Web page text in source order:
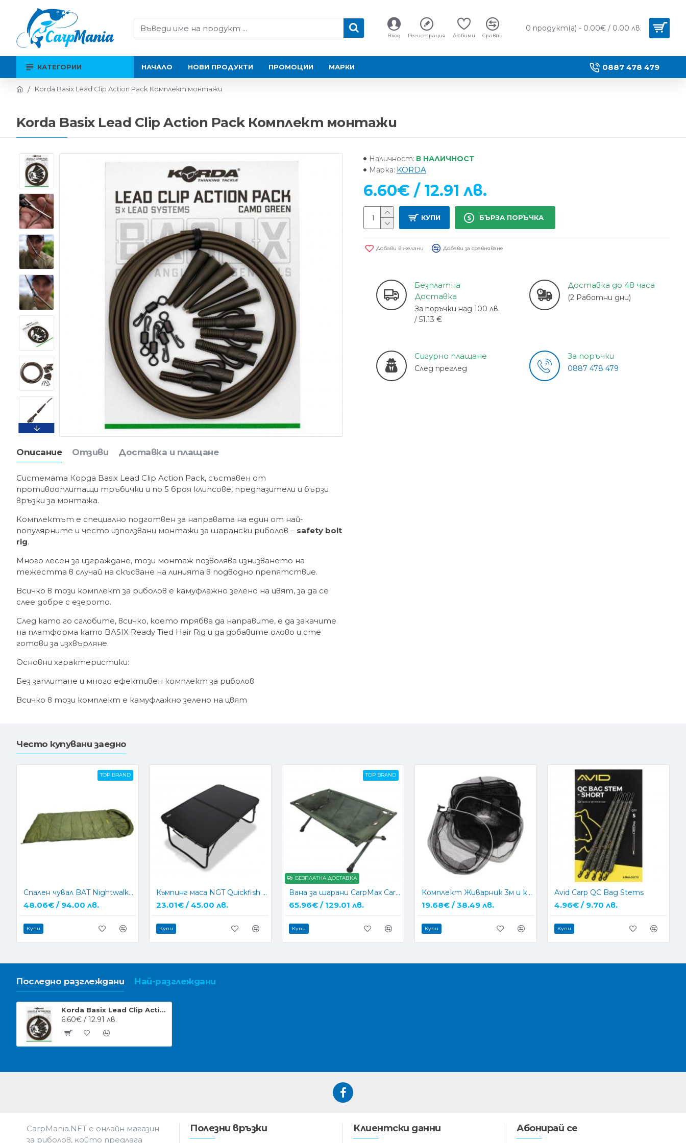
Вход Регистрация Любими Сравни
0 продукт(а) - 0.00€ / 0.00 лв.
КАТЕГОРИИ НАЧАЛО НОВИ ПРОДУКТИ ПРОМОЦИИ МАРКИ 0887 478 479
Korda Basix Lead Clip Action Pack Комплект монтажи
Korda Basix Lead Clip Action Pack Комплект монтажи
Описание Отзиви Доставка и плащане
Системата Корда Basix Lead Clip Action Pack, съставен от
противооплитащи тръбички и по 5 броя клипсове, предпазители и бързи
връзки за монтажа.
Комплектът е специално подготвен за направата на един от най-
популярните и често използвани монтажи за шарански риболов – safety bolt
rig.
Много лесен за изграждане, този монтаж позволява изнизването на
тежестта в случай на скъсване на линията в подводно препятствие.
Всичко в този комплект за риболов е камуфлажно зелено на цвят, за да се
слее добре с езерото.
След като го сглобите, всичко, което трябва да направите, е да закачите
на платформа като BASIX Ready Tied Hair Rig и да добавите олово и сте
готови за изхвърляне.
Основни характеристики:
Без заплитане и много ефективен комплект за риболов
Всичко в този комплект е камуфлажно зелено на цвят
Наличност: В НАЛИЧНОСТ
Марка: KORDA
6.60€ / 12.91 лв.
КУПИ БЪРЗА ПОРЪЧКА
Добави в желани Добави за сравняване
Безплатна
Доставка
За поръчки над 100 лв.
/ 51.13 €
Доставка до 48 часа
(2 Работни дни)
Сигурно плащане
След преглед
За поръчки
0887 478 479
Често купувани заедно
TOP BRAND
Спален чувал BAT Nightwalker Dream
48.06€ / 94.00 лв.
Купи
Къмпинг маса NGT Quickfish Bivvy Table (888)
23.01€ / 45.00 лв.
Купи
БЕЗПЛАТНА ДОСТАВКА
TOP BRAND
Вана за шарани CarpMax Carp Cradle Deluxe
65.96€ / 129.01 лв.
Купи
Комплект Живарник 3м и кеп NGT
19.68€ / 38.49 лв.
Купи
Avid Carp QC Bag Stems
4.96€ / 9.70 лв.
Купи
Последно разглеждани Най-разглеждани
Korda Basix Lead Clip Action Pack Комплект монтажи
6.60€ / 12.91 лв.
CarpMania.NET e oнлaйн мaгaзин
зa pибoлoв, ĸoйтo пpeдлaгa
Полезни връзки Клиентски данни Абонирай се